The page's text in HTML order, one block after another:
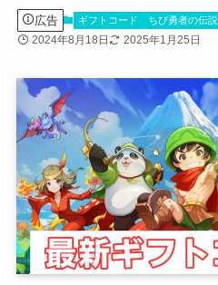
広告 ギフトコード ちび勇者の伝説
2024年8月18日 2025年1月25日